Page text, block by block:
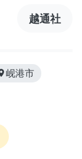
越通社
岘港市